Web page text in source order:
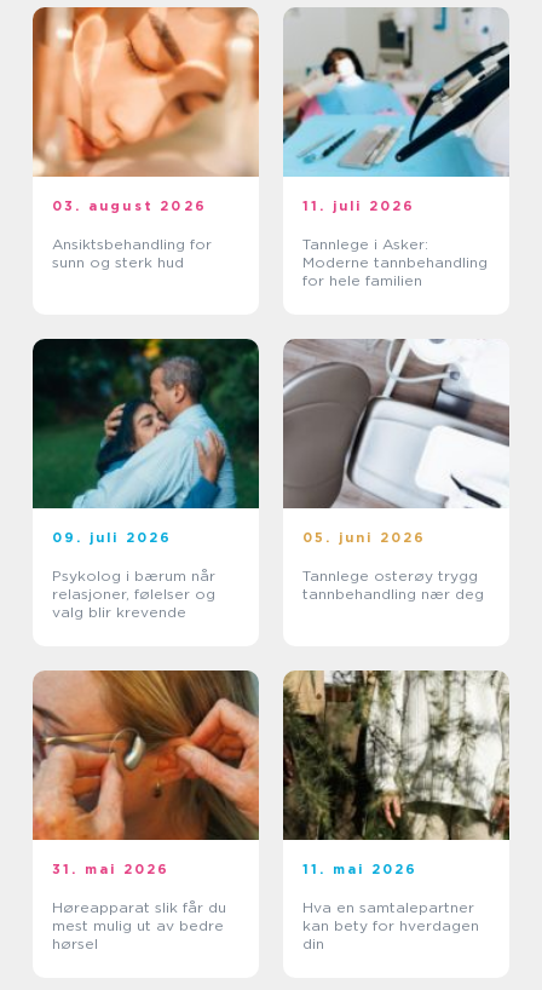
03. august 2026
Ansiktsbehandling for
sunn og sterk hud
11. juli 2026
Tannlege i Asker:
Moderne tannbehandling
for hele familien
09. juli 2026
Psykolog i bærum når
relasjoner, følelser og
valg blir krevende
05. juni 2026
Tannlege osterøy trygg
tannbehandling nær deg
31. mai 2026
Høreapparat slik får du
mest mulig ut av bedre
hørsel
11. mai 2026
Hva en samtalepartner
kan bety for hverdagen
din